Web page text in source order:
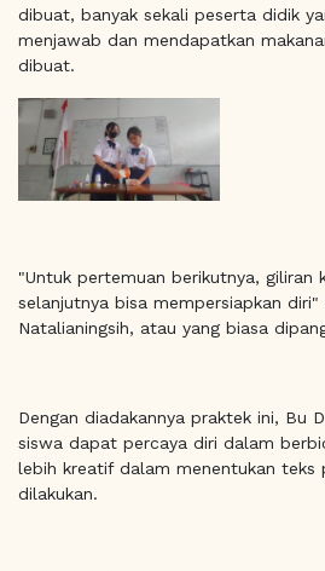
dibuat, banyak sekali peserta didik
menjawab dan mendapatkan
dibuat.
"Untuk pertemuan berikutnya, giliran
selanjutnya bisa mempersiapkan diri"
Natalianingsih, atau yang biasa
Dengan diadakannya praktek ini, Bu
siswa dapat percaya diri dalam
lebih kreatif dalam menentukan teks
dilakukan.